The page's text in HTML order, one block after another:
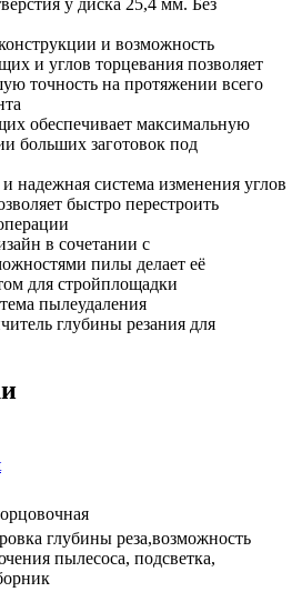
и возможность
и углов торцевания позволяет
точность на протяжении всего
обеспечивает максимальную
больших заготовок под
надежная система изменения углов
быстро перестроить
в сочетании с
пилы делает её
для стройплощадки
пылеудаления
глубины резания для
глубины реза,возможность
пылесоса, подсветка,